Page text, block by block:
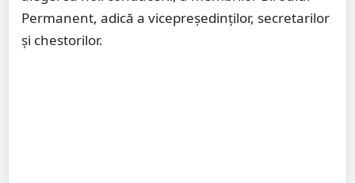
Permanent, adică a vicepreședinților, secretarilor
și chestorilor.